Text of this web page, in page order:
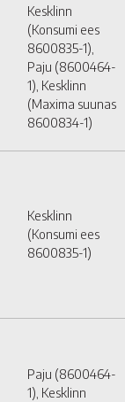
Kesklinn
(Konsumi ees
8600835-1),
Paju (8600464-
1), Kesklinn
(Maxima suunas
8600834-1)
Kesklinn
(Konsumi ees
8600835-1)
Paju (8600464-
1), Kesklinn